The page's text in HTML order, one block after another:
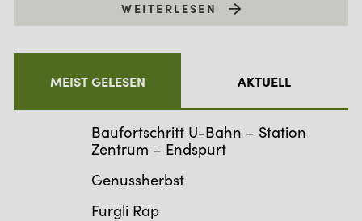
WEITERLESEN
MEIST GELESEN AKTUELL
Baufortschritt U-Bahn – Station
Zentrum – Endspurt
Genussherbst
Furgli Rap